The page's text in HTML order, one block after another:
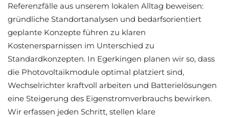
Referenzfälle aus unserem lokalen Alltag beweisen:
gründliche Standortanalysen und bedarfsorientiert
geplante Konzepte führen zu klaren
Kostenersparnissen im Unterschied zu
Standardkonzepten. In Egerkingen planen wir so, dass
die Photovoltaikmodule optimal platziert sind,
Wechselrichter kraftvoll arbeiten und Batterielösungen
eine Steigerung des Eigenstromverbrauchs bewirken.
Wir erfassen jeden Schritt, stellen klare